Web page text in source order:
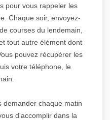
pour vous rappeler les
Chaque soir, envoyez-
courses du lendemain,
tout autre élément dont
pouvez récupérer les
votre téléphone, le
demander chaque matin
d'accomplir dans la